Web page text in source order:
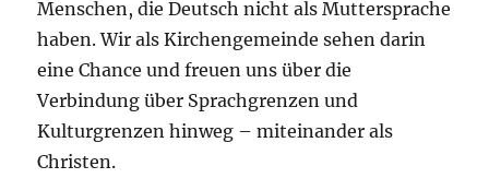
Menschen, die Deutsch nicht als Muttersprache
haben. Wir als Kirchengemeinde sehen darin
eine Chance und freuen uns über die
Verbindung über Sprachgrenzen und
Kulturgrenzen hinweg – miteinander als
Christen.